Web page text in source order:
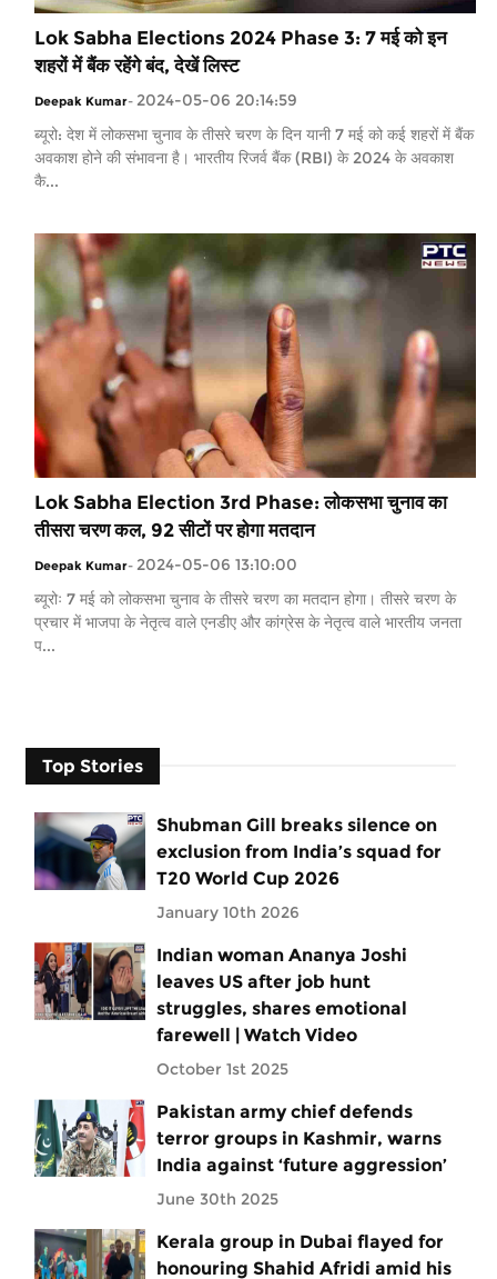
Lok Sabha Elections 2024 Phase 3: 7 मई को इन
शहरों में बैंक रहेंगे बंद, देखें लिस्ट
Deepak Kumar- 2024-05-06 20:14:59
ब्यूरो: देश में लोकसभा चुनाव के तीसरे चरण के दिन यानी 7 मई को कई शहरों में बैंक
अवकाश होने की संभावना है। भारतीय रिजर्व बैंक (RBI) के 2024 के अवकाश
कै...
Lok Sabha Election 3rd Phase: लोकसभा चुनाव का
तीसरा चरण कल, 92 सीटों पर होगा मतदान
Deepak Kumar- 2024-05-06 13:10:00
ब्यूरोः 7 मई को लोकसभा चुनाव के तीसरे चरण का मतदान होगा। तीसरे चरण के
प्रचार में भाजपा के नेतृत्व वाले एनडीए और कांग्रेस के नेतृत्व वाले भारतीय जनता
प...
Top Stories
Shubman Gill breaks silence on
exclusion from India’s squad for
T20 World Cup 2026
January 10th 2026
Indian woman Ananya Joshi
leaves US after job hunt
struggles, shares emotional
farewell | Watch Video
October 1st 2025
Pakistan army chief defends
terror groups in Kashmir, warns
India against ‘future aggression’
June 30th 2025
Kerala group in Dubai flayed for
honouring Shahid Afridi amid his